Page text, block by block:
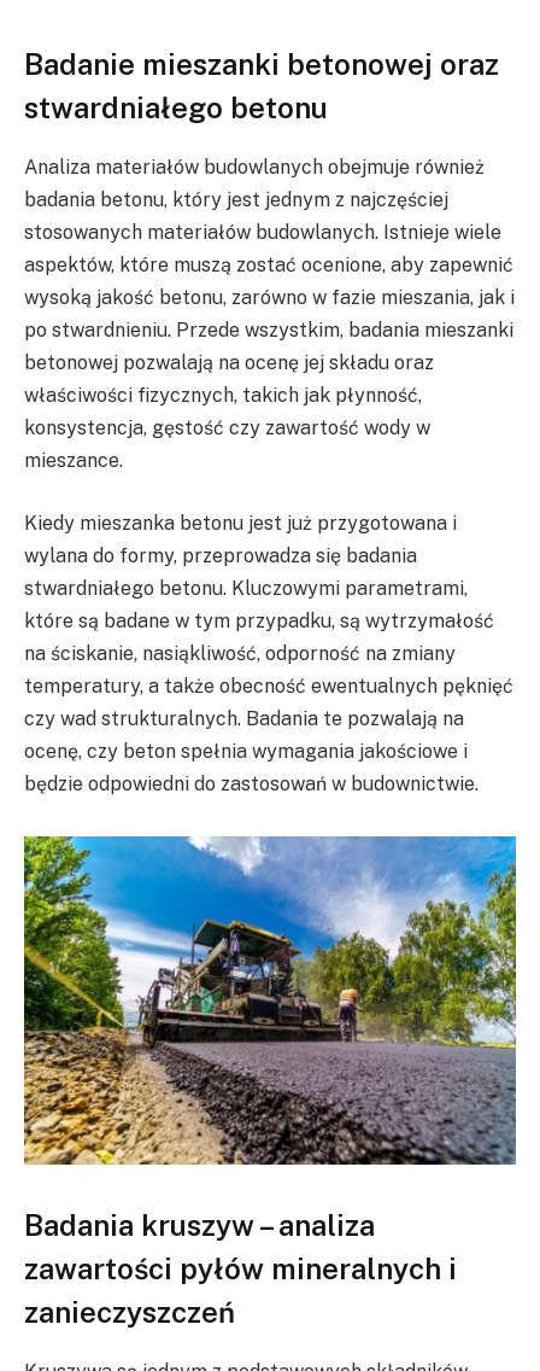
Badanie mieszanki betonowej oraz
stwardniałego betonu
Analiza materiałów budowlanych obejmuje również
badania betonu, który jest jednym z najczęściej
stosowanych materiałów budowlanych. Istnieje wiele
aspektów, które muszą zostać ocenione, aby zapewnić
wysoką jakość betonu, zarówno w fazie mieszania, jak i
po stwardnieniu. Przede wszystkim, badania mieszanki
betonowej pozwalają na ocenę jej składu oraz
właściwości fizycznych, takich jak płynność,
konsystencja, gęstość czy zawartość wody w
mieszance.
Kiedy mieszanka betonu jest już przygotowana i
wylana do formy, przeprowadza się badania
stwardniałego betonu. Kluczowymi parametrami,
które są badane w tym przypadku, są wytrzymałość
na ściskanie, nasiąkliwość, odporność na zmiany
temperatury, a także obecność ewentualnych pęknięć
czy wad strukturalnych. Badania te pozwalają na
ocenę, czy beton spełnia wymagania jakościowe i
będzie odpowiedni do zastosowań w budownictwie.
Badania kruszyw – analiza
zawartości pyłów mineralnych i
zanieczyszczeń